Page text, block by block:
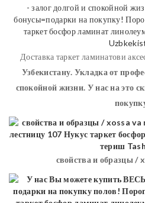
Доставка таркет ламинатови
Узбекистану. Укладка от
спокойной жизни. У нас на это
свойства и образцы /